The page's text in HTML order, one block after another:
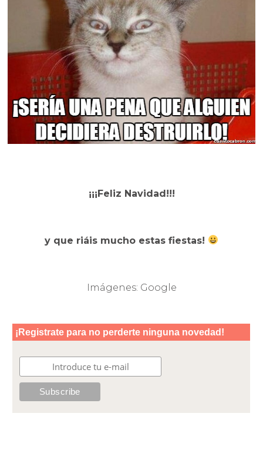
¡¡¡Feliz Navidad!!!
y que riáis mucho estas fiestas!
Imágenes: Google